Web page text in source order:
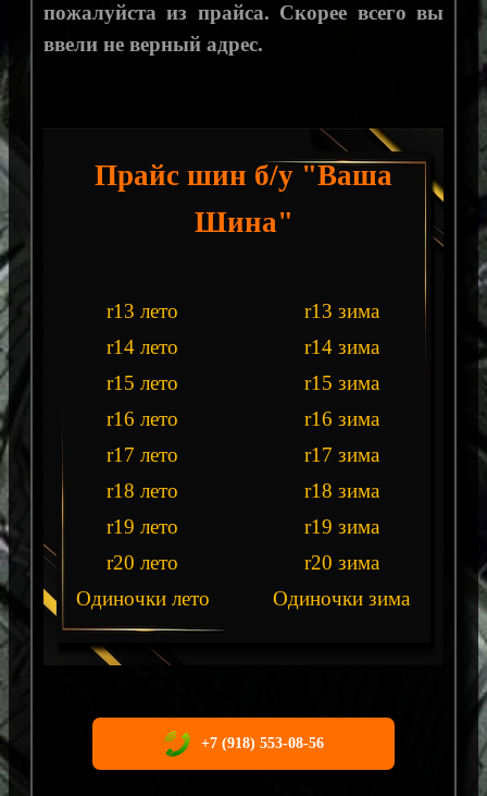
пожалуйста из прайса. Скорее всего вы
ввели не верный адрес.
Прайс шин б/у "Ваша
Шина"
r13 лето
r13 зима
r14 лето
r14 зима
r15 лето
r15 зима
r16 лето
r16 зима
r17 лето
r17 зима
r18 лето
r18 зима
r19 лето
r19 зима
r20 лето
r20 зима
Одиночки лето
Одиночки зима
+7 (918) 553-08-56